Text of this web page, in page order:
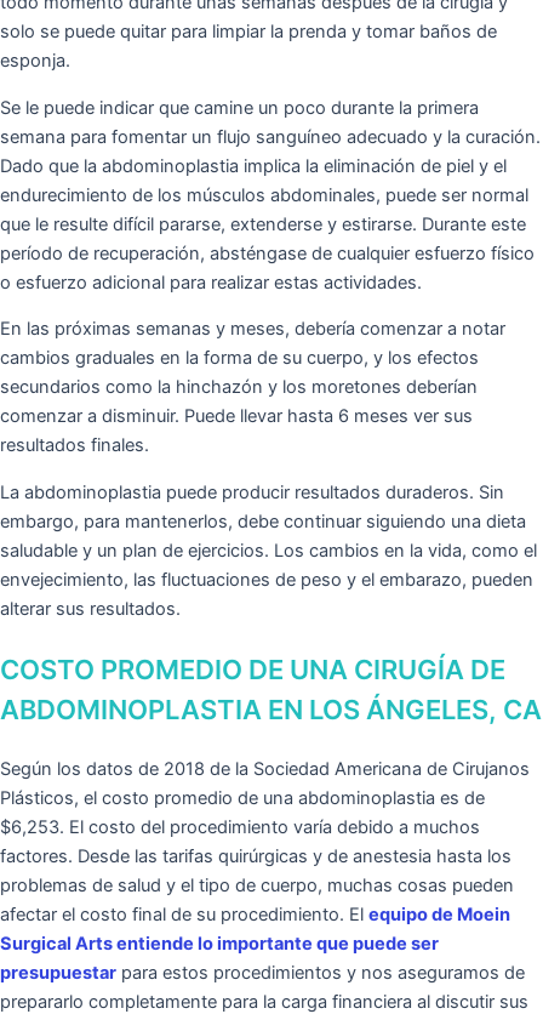
solo se puede quitar para limpiar la prenda y tomar baños de
esponja.
Se le puede indicar que camine un poco durante la primera
semana para fomentar un flujo sanguíneo adecuado y la curación.
Dado que la abdominoplastia implica la eliminación de piel y el
endurecimiento de los músculos abdominales, puede ser normal
que le resulte difícil pararse, extenderse y estirarse. Durante este
período de recuperación, absténgase de cualquier esfuerzo físico
o esfuerzo adicional para realizar estas actividades.
En las próximas semanas y meses, debería comenzar a notar
cambios graduales en la forma de su cuerpo, y los efectos
secundarios como la hinchazón y los moretones deberían
comenzar a disminuir. Puede llevar hasta 6 meses ver sus
resultados finales.
La abdominoplastia puede producir resultados duraderos. Sin
embargo, para mantenerlos, debe continuar siguiendo una dieta
saludable y un plan de ejercicios. Los cambios en la vida, como el
envejecimiento, las fluctuaciones de peso y el embarazo, pueden
alterar sus resultados.
COSTO PROMEDIO DE UNA CIRUGÍA DE
ABDOMINOPLASTIA EN LOS ÁNGELES, CA
Según los datos de 2018 de la Sociedad Americana de Cirujanos
Plásticos, el costo promedio de una abdominoplastia es de
$6,253. El costo del procedimiento varía debido a muchos
factores. Desde las tarifas quirúrgicas y de anestesia hasta los
problemas de salud y el tipo de cuerpo, muchas cosas pueden
afectar el costo final de su procedimiento. El equipo de Moein
Surgical Arts entiende lo importante que puede ser
presupuestar para estos procedimientos y nos aseguramos de
prepararlo completamente para la carga financiera al discutir sus